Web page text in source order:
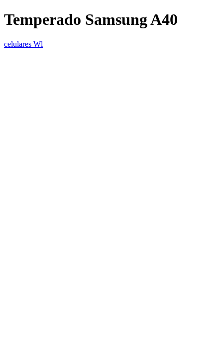
Temperado Samsung A40
celulares Wl